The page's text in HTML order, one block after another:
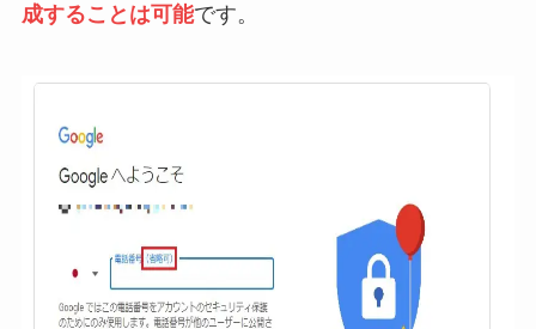
成することは可能です。